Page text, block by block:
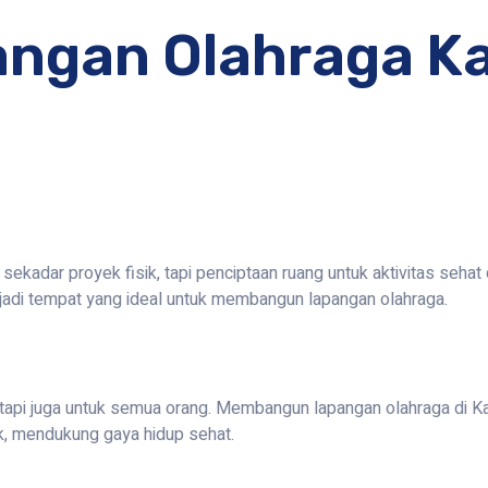
Olahraga
proyek fisik, tapi penciptaan ruang untuk aktivitas sehat
tempat yang ideal untuk membangun lapangan olahraga.
juga untuk semua orang. Membangun lapangan olahraga di
gaya hidup sehat.